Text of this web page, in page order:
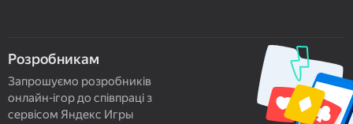
Розробникам
Запрошуємо розробників
онлайн-ігор до співпраці з
сервісом Яндекс Игры